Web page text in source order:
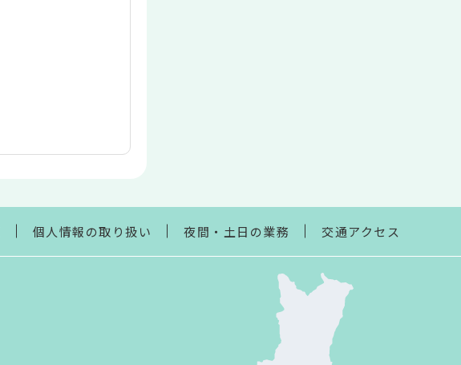
個人情報の取り扱い 夜間・土日の業務 交通アクセス